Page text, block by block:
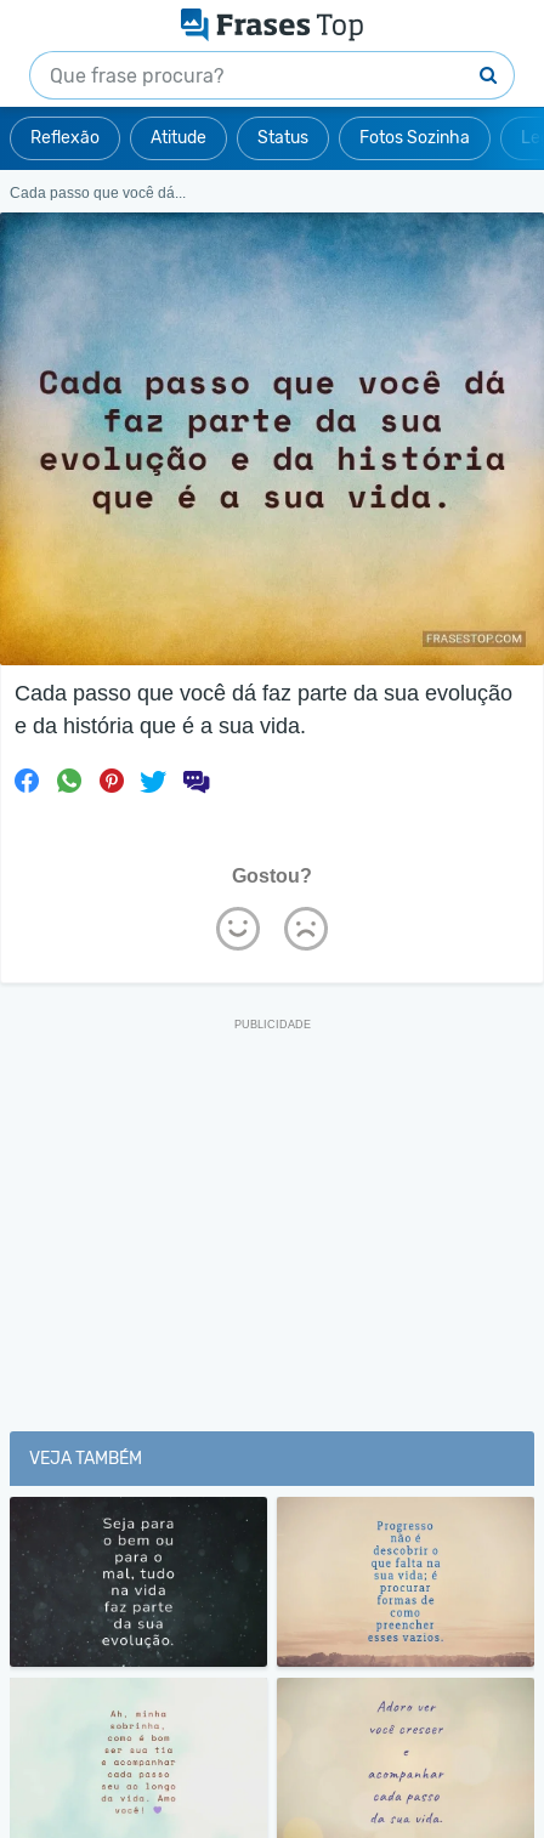
Reflexão Atitude Status Fotos Sozinha
Cada passo que você dá...
Cada passo que você dá faz parte da sua evolução
e da história que é a sua vida.
Gostou?
VEJA TAMBÉM